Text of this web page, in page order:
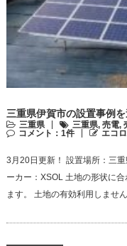
三重県伊賀市の設置事例を
三重県 三重県, 売電,
コメント：1件
エコ
3月20日更新！ 設置場所：三
ーカー：XSOL 土地の形状に
ます。 土地の有効利用しませ